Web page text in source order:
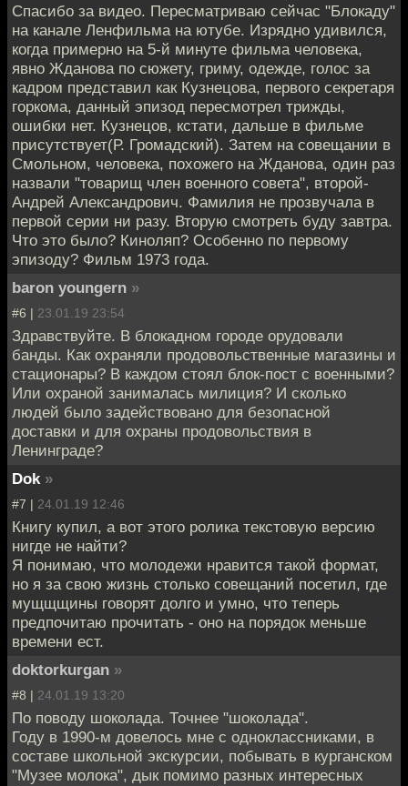
Спасибо за видео. Пересматриваю сейчас "Блокаду"
на канале Ленфильма на ютубе. Изрядно удивился,
когда примерно на 5-й минуте фильма человека,
явно Жданова по сюжету, гриму, одежде, голос за
кадром представил как Кузнецова, первого секретаря
горкома, данный эпизод пересмотрел трижды,
ошибки нет. Кузнецов, кстати, дальше в фильме
присутствует(Р. Громадский). Затем на совещании в
Смольном, человека, похожего на Жданова, один раз
назвали "товарищ член военного совета", второй-
Андрей Александрович. Фамилия не прозвучала в
первой серии ни разу. Вторую смотреть буду завтра.
Что это было? Киноляп? Особенно по первому
эпизоду? Фильм 1973 года.
baron youngern »
#6 | 23.01.19 23:54
Здравствуйте. В блокадном городе орудовали
банды. Как охраняли продовольственные магазины и
стационары? В каждом стоял блок-пост с военными?
Или охраной занималась милиция? И сколько
людей было задействовано для безопасной
доставки и для охраны продовольствия в
Ленинграде?
Dok »
#7 | 24.01.19 12:46
Книгу купил, а вот этого ролика текстовую версию
нигде не найти?
Я понимаю, что молодежи нравится такой формат,
но я за свою жизнь столько совещаний посетил, где
мущщщины говорят долго и умно, что теперь
предпочитаю прочитать - оно на порядок меньше
времени ест.
doktorkurgan »
#8 | 24.01.19 13:20
По поводу шоколада. Точнее "шоколада".
Году в 1990-м довелось мне с одноклассниками, в
составе школьной экскурсии, побывать в курганском
"Музее молока", дык помимо разных интересных